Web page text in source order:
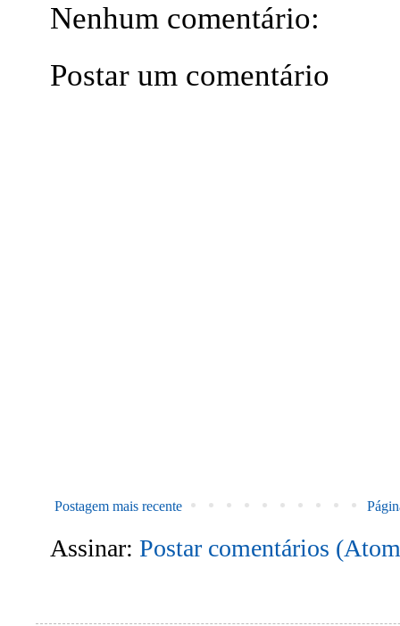
Nenhum comentário:
Postar um comentário
Postagem mais recente
Assinar: Postar comentários